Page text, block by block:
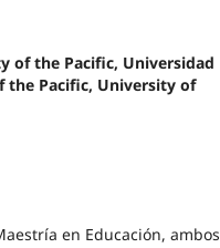
of the Pacific, Universidad
the Pacific, University of
en Educación, ambos